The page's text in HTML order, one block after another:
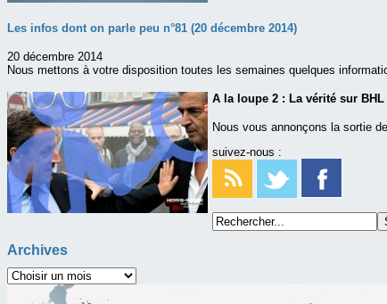
Les infos dont on parle peu n°81 (20 décembre 2014)
20 décembre 2014
Nous mettons à votre disposition toutes les semaines quelques
A la loupe 2 : La vérité sur BHL
Nous vous annonçons la sortie
suivez-nous :
Archives